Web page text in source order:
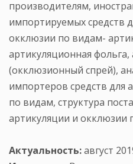
производителям,
импортируемых средств
окклюзии по видам-
артикуляционная
(окклюзионный спрей),
импортеров средств для
по видам, структура
артикуляции и окклюзии
Актуальность:август